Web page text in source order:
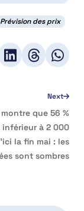
Prévision des prix
Next
que 56 %
inférieur à 2 000
la fin mai : les
sont sombres